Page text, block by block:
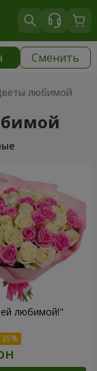
Сменить
любимой
любимой!"